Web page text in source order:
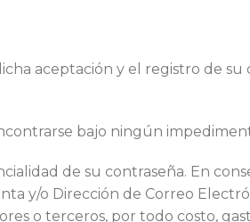
aceptación y el registro de
bajo ningún
de su contraseña. En
y/o Dirección de Correo
o terceros, por todo costo,